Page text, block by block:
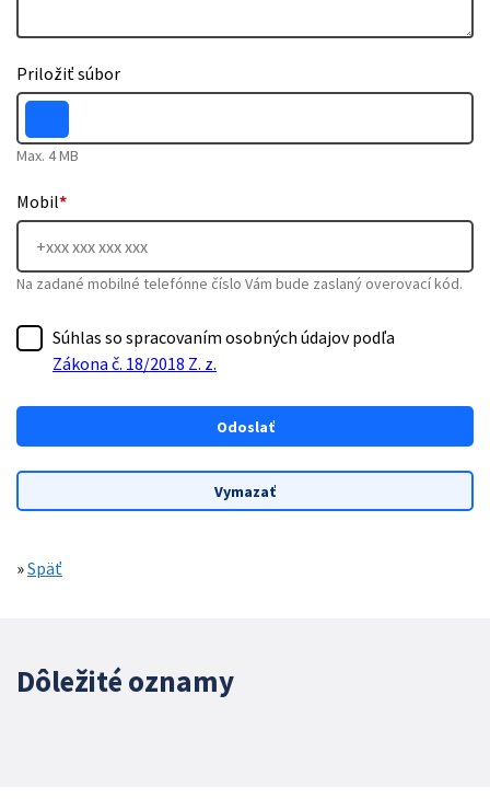
Priložiť súbor
Max. 4 MB
Mobil*
Na zadané mobilné telefónne číslo Vám bude zaslaný overovací kód.
Súhlas so spracovaním osobných údajov podľa
Zákona č. 18/2018 Z. z.
»Späť
Dôležité oznamy